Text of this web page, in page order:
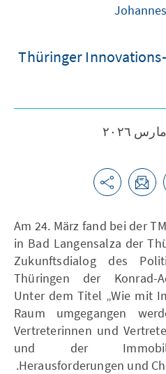
Thüringer
Am 24. März fand bei der
in Bad Langensalza der
Zukunftsdialog des
Thüringen der Konrad-
Unter dem Titel „Wie mit
Raum umgegangen
Vertreterinnen und
und der
Herausforderungen und